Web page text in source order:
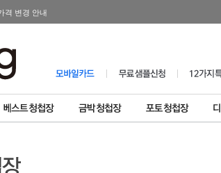
격 변경 안내
인변경 공지